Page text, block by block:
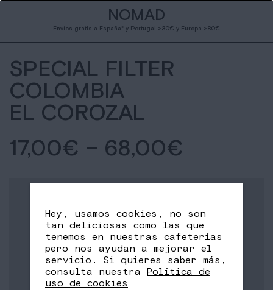
NOMAD
Envíos gratis a España* y Portugal >30€ y Europa >80€
SPECIAL FILTER
COLOMBIA
EL COROZAL
17,00€ – 68,00€
Hey, usamos cookies, no son
tan deliciosas como las que
tenemos en nuestras cafeterías
pero nos ayudan a mejorar el
servicio. Si quieres saber más,
consulta nuestra Política de
uso de cookies